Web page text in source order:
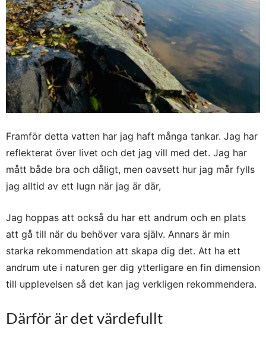
Framför detta vatten har jag haft många tankar. Jag har
reflekterat över livet och det jag vill med det. Jag har
mått både bra och dåligt, men oavsett hur jag mår fylls
jag alltid av ett lugn när jag är där,
Jag hoppas att också du har ett andrum och en plats
att gå till när du behöver vara själv. Annars är min
starka rekommendation att skapa dig det. Att ha ett
andrum ute i naturen ger dig ytterligare en fin dimension
till upplevelsen så det kan jag verkligen rekommendera.
Därför är det värdefullt